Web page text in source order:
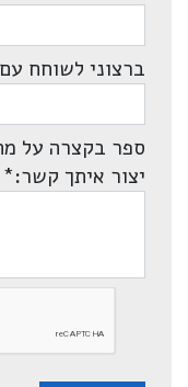
ברצוני לשוחח
ספר בקצרה על
יצור איתך קשר:*